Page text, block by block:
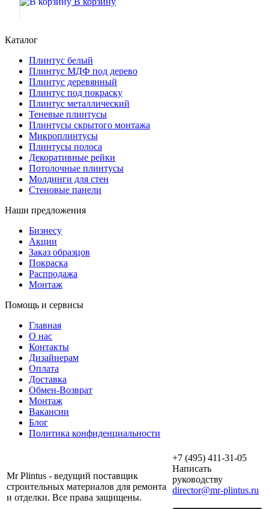
Каталог
Плинтус белый
Плинтус МДФ под дерево
Плинтус деревянный
Плинтус под покраску
Плинтус металлический
Теневые плинтусы
Плинтусы скрытого монтажа
Микроплинтусы
Плинтусы полоса
Декоративные рейки
Потолочные плинтусы
Молдинги для стен
Стеновые панели
Наши предложения
Бизнесу
Акции
Заказ образцов
Покраска
Распродажа
Монтаж
Помощь и сервисы
Главная
О нас
Контакты
Дизайнерам
Оплата
Доставка
Обмен-Возврат
Монтаж
Вакансии
Блог
Политика конфиденциальности
Mr Plintus - ведущий поставщик
строительных материалов для ремонта
и отделки. Все права защищены.
+7 (495) 411-31-05
Написать
руководству
director@mr-plintus.ru